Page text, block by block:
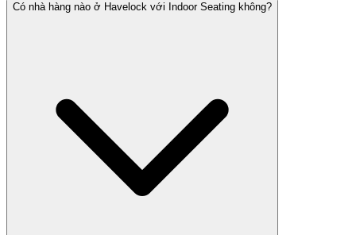
Có nhà hàng nào ở Havelock với Indoor Seating không?